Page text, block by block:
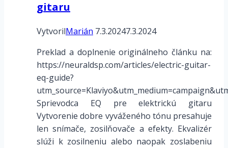
gitaru
VytvorilMarián 7.3.20247.3.2024
Preklad a doplnenie originálneho článku na:
https://neuraldsp.com/articles/electric-guitar-
eq-guide?
Sprievodca EQ pre elektrickú gitaru
Vytvorenie dobre vyváženého tónu presahuje
len snímače, zosilňovače a efekty. Ekvalizér
slúži k zosilneniu alebo naopak zoslabeniu